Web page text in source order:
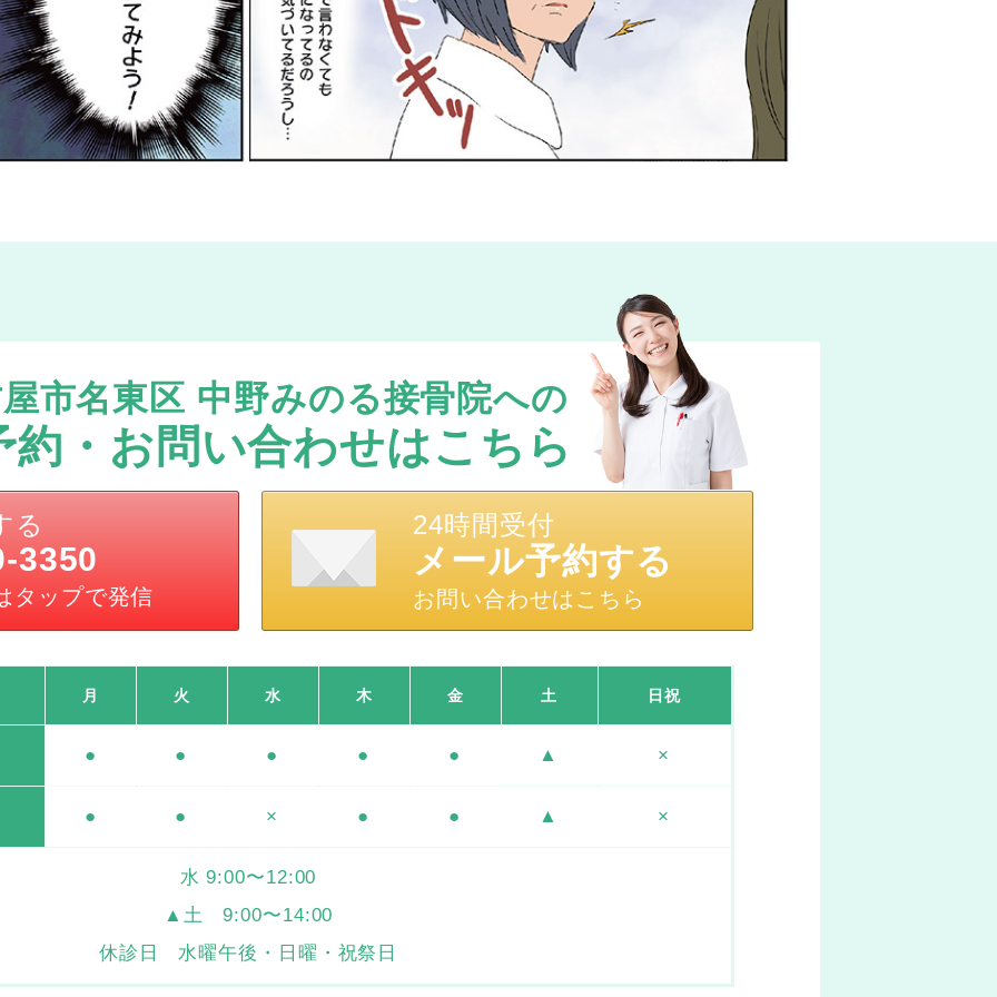
市名東区 中野みのる接骨院への
約・お問い合わせはこちら
る
3350
タップで発信
24時間受付
メール予約する
お問い合わせはこちら
月 火 水 木 金 土 日祝
● ● ● ● ● ▲ ×
● ● × ● ● ▲ ×
水 9:00〜12:00
▲土 9:00〜14:00
休診日 水曜午後・日曜・祝祭日